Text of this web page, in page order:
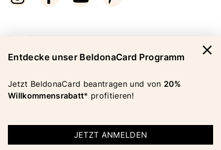
Bezahlarten
AGB|DATENSCHUTZ
Entdecke unser BeldonaCard Programm
Jetzt BeldonaCard beantragen und von 20%
Willkommensrabatt* profitieren!
JETZT ANMELDEN
close